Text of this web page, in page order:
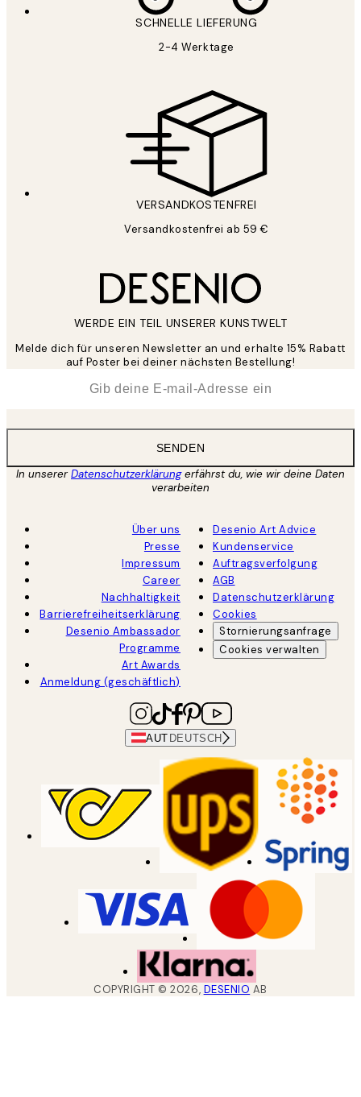
SCHNELLE LIEFERUNG
2-4 Werktage
VERSANDKOSTENFREI
Versandkostenfrei ab 59 €
WERDE EIN TEIL UNSERER KUNSTWELT
Melde dich für unseren Newsletter an und erhalte 15% Rabatt
auf Poster bei deiner nächsten Bestellung!
SENDEN
In unsererDatenschutzerklärungerfährst du, wie wir deine Daten
verarbeiten
Über uns
Presse
Impressum
Career
Nachhaltigkeit
Barrierefreiheitserklärung
Desenio Ambassador
Programme
Art Awards
Anmeldung (geschäftlich)
Desenio Art Advice
Kundenservice
Auftragsverfolgung
AGB
Datenschutzerklärung
Cookies
Stornierungsanfrage
Cookies verwalten
AUT DEUTSCH
COPYRIGHT ©2026, DESENIO AB